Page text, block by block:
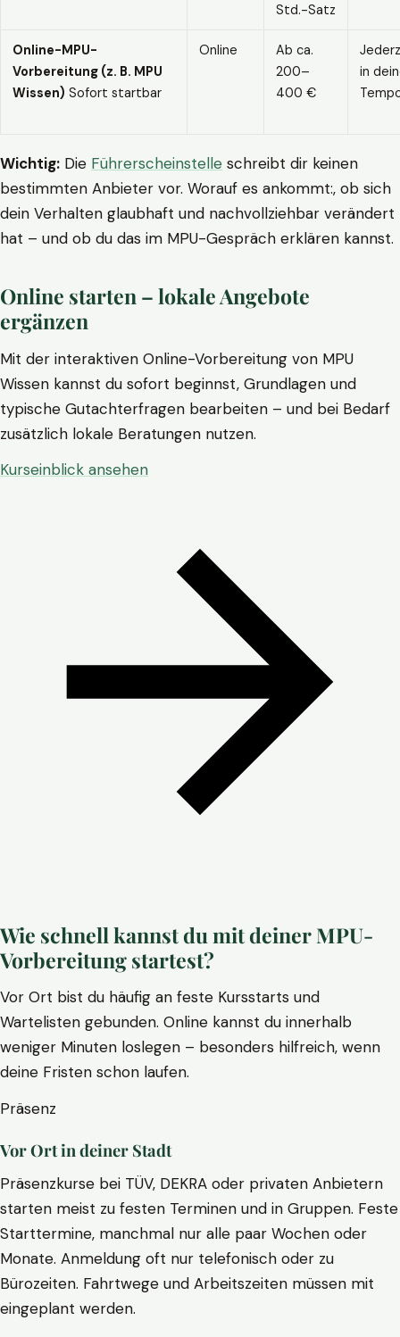
Std.-Satz
Online-MPU-
Vorbereitung (z. B. MPU
Wissen) Sofort startbar
Online
Ab ca.
200–
400 €
in
Wichtig: Die Führerscheinstelle schreibt dir keinen
bestimmten Anbieter vor. Worauf es ankommt:, ob sich
dein Verhalten glaubhaft und nachvollziehbar verändert
hat – und ob du das im MPU-Gespräch erklären kannst.
Online starten – lokale Angebote
ergänzen
Mit der interaktiven Online-Vorbereitung von MPU
Wissen kannst du sofort beginnst, Grundlagen und
typische Gutachterfragen bearbeiten – und bei Bedarf
zusätzlich lokale Beratungen nutzen.
Kurseinblick ansehen
Wie schnell kannst du mit deiner MPU-
Vorbereitung startest?
Vor Ort bist du häufig an feste Kursstarts und
Wartelisten gebunden. Online kannst du innerhalb
weniger Minuten loslegen – besonders hilfreich, wenn
deine Fristen schon laufen.
Präsenz
Vor Ort in deiner Stadt
Präsenzkurse bei TÜV, DEKRA oder privaten Anbietern
starten meist zu festen Terminen und in Gruppen. Feste
Starttermine, manchmal nur alle paar Wochen oder
Monate. Anmeldung oft nur telefonisch oder zu
Bürozeiten. Fahrtwege und Arbeitszeiten müssen mit
eingeplant werden.